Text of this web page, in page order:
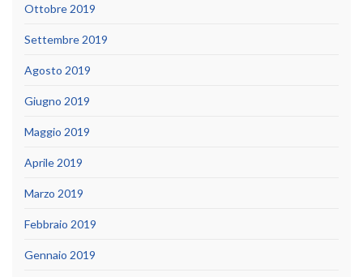
Ottobre 2019
Settembre 2019
Agosto 2019
Giugno 2019
Maggio 2019
Aprile 2019
Marzo 2019
Febbraio 2019
Gennaio 2019